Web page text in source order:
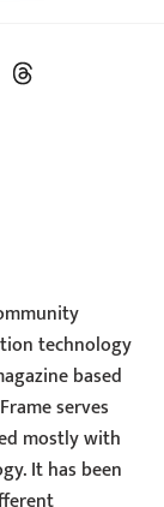
Tiktok
technology
based
serves
mostly with
It has been